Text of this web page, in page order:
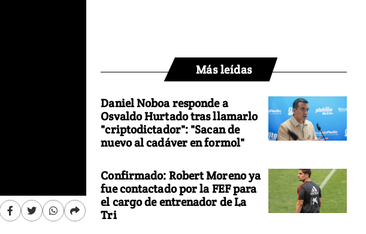
Más leídas
Daniel Noboa responde a
Osvaldo Hurtado tras llamarlo
"criptodictador": "Sacan de
nuevo al cadáver en formol"
Confirmado: Robert Moreno ya
fue contactado por la FEF para
el cargo de entrenador de La
Tri